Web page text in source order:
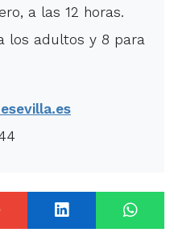
a las 12 horas.
los adultos y 8 para
Google+ LinkedIn